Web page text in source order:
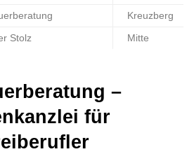
Kreuzberg
Stolz Mitte
–
für